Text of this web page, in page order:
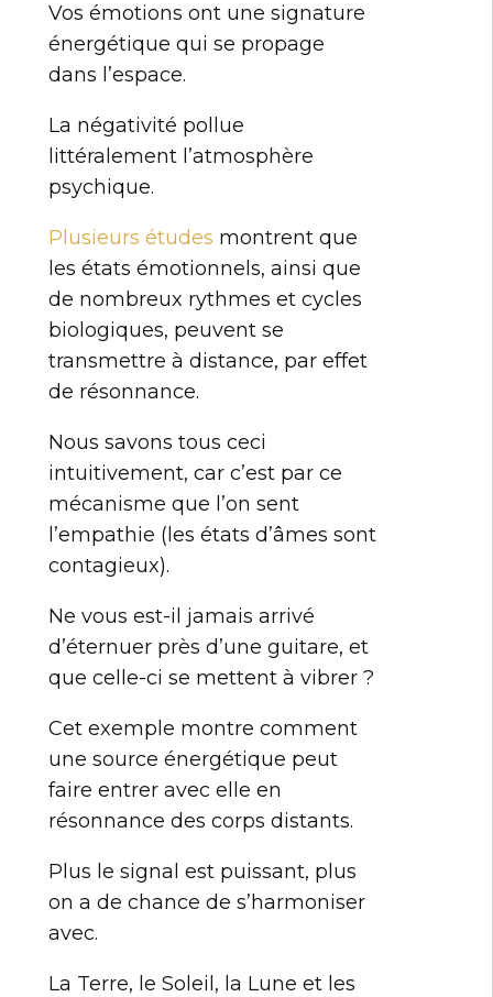
Vos émotions ont une signature
énergétique qui se propage
dans l’espace.
La négativité pollue
littéralement l’atmosphère
psychique.
Plusieurs études montrent que
les états émotionnels, ainsi que
de nombreux rythmes et cycles
biologiques, peuvent se
transmettre à distance, par effet
de résonnance.
Nous savons tous ceci
intuitivement, car c’est par ce
mécanisme que l’on sent
l’empathie (les états d’âmes sont
contagieux).
Ne vous est-il jamais arrivé
d’éternuer près d’une guitare, et
que celle-ci se mettent à vibrer ?
Cet exemple montre comment
une source énergétique peut
faire entrer avec elle en
résonnance des corps distants.
Plus le signal est puissant, plus
on a de chance de s’harmoniser
avec.
La Terre, le Soleil, la Lune et les